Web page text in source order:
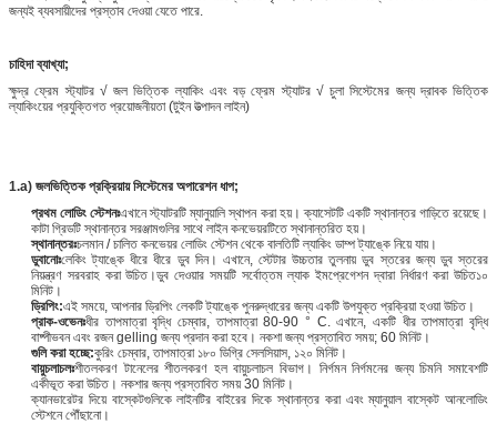
জন্যই ব্যবসায়ীদের প্রস্তাব দেওয়া যেতে পারে.
চাহিদা ব্যাখ্যা;
ক্ষুদ্র ফ্রেম স্ট্যাটর √ জল ভিত্তিক ল্যাকিং এবং বড় ফ্রেম স্ট্যাটর √ চুলা সিস্টেমের জন্য দ্রাবক ভিত্তিক
ল্যাকিংয়ের প্রযুক্তিগত প্রয়োজনীয়তা (টুইন উত্পাদন লাইন)
1.a) জলভিত্তিক প্রক্রিয়ায় সিস্টেমের অপারেশন ধাপ;
প্রথম লোডিং স্টেশনঃএখানে স্ট্যাটরটি ম্যানুয়ালি স্থাপন করা হয়। ক্যাসেটটি একটি স্থানান্তর গাড়িতে রয়েছে।
কাটা গ্রিডটি স্থানান্তর সরঞ্জামগুলির সাথে লাইন কনভেয়রটিতে স্থানান্তরিত হয়।
স্থানান্তরঃচলমান / চালিত কনভেয়র লোডিং স্টেশন থেকে বালতিটি ল্যাকিং ডাম্প ট্যাঙ্কে নিয়ে যায়।
ডুবানোঃলেকিং ট্যাঙ্কে ধীরে ধীরে ডুব দিন। এখানে, স্টেটার উচ্চতার তুলনায় ডুব স্তরের জন্য ডুব স্তরের
নিয়ন্ত্রণ সরবরাহ করা উচিত।ডুব দেওয়ার সময়টি সর্বোত্তম ল্যাক ইমপ্রেগেশন দ্বারা নির্ধারণ করা উচিত১০
মিনিট।
ড্রিপিং:এই সময়ে, আপনার ড্রিপিং লেকটি ট্যাঙ্কে পুনরুদ্ধারের জন্য একটি উপযুক্ত প্রক্রিয়া হওয়া উচিত।
প্রাক-ওভেনঃধীর তাপমাত্রা বৃদ্ধি চেম্বার, তাপমাত্রা 80-90 ° C. এখানে, একটি ধীর তাপমাত্রা বৃদ্ধি
বাষ্পীভবন এবং রজন gelling জন্য প্রদান করা হবে। নকশা জন্য প্রস্তাবিত সময়; 60 মিনিট।
গুলি করা হচ্ছে:কুরিং চেম্বার, তাপমাত্রা ১৮০ ডিগ্রি সেলসিয়াস, ১২০ মিনিট।
বায়ুচলাচলঃশীতলকরণ টানেলের শীতলকরণ হল বায়ুচলাচল বিভাগ। নির্গমন নির্গমনের জন্য চিমনি সমাবেশটি
একীভূত করা উচিত। নকশার জন্য প্রস্তাবিত সময় 30 মিনিট।
ক্যানভারেটর দিয়ে বাস্কেটগুলিকে লাইনটির বাইরের দিকে স্থানান্তর করা এবং ম্যানুয়াল বাস্কেট আনলোডিং
স্টেশনে পৌঁছানো।